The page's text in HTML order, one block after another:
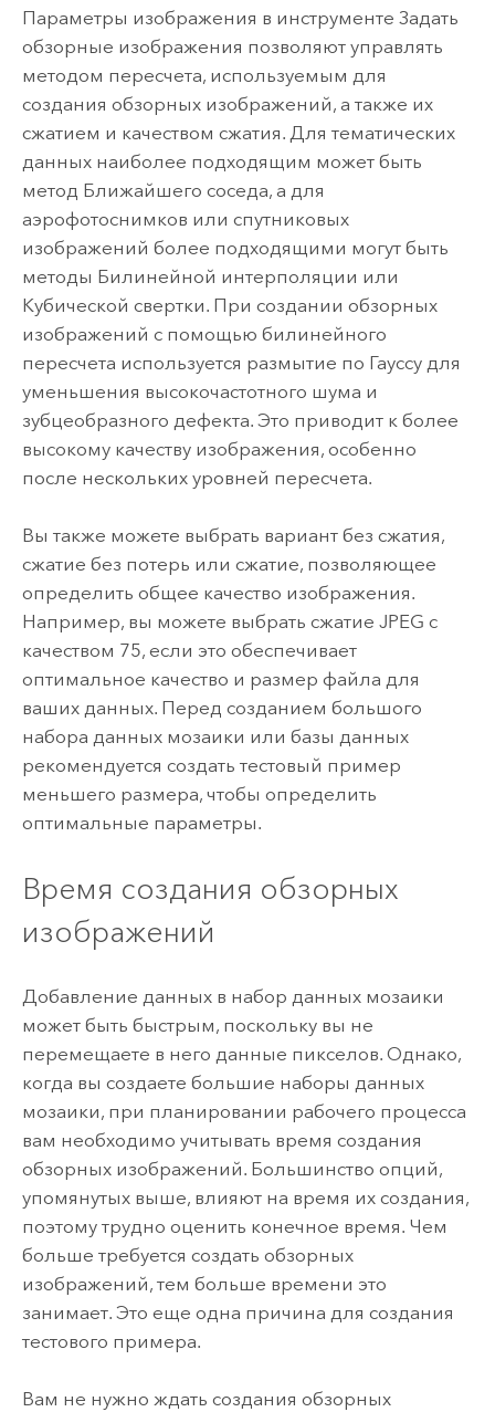
Параметры изображения в инструменте Задать
обзорные изображения позволяют управлять
методом пересчета, используемым для
создания обзорных изображений, а также их
сжатием и качеством сжатия. Для тематических
данных наиболее подходящим может быть
метод Ближайшего соседа, а для
аэрофотоснимков или спутниковых
изображений более подходящими могут быть
методы Билинейной интерполяции или
Кубической свертки. При создании обзорных
изображений с помощью билинейного
пересчета используется размытие по Гауссу для
уменьшения высокочастотного шума и
зубцеобразного дефекта. Это приводит к более
высокому качеству изображения, особенно
после нескольких уровней пересчета.
Вы также можете выбрать вариант без сжатия,
сжатие без потерь или сжатие, позволяющее
определить общее качество изображения.
Например, вы можете выбрать сжатие JPEG с
качеством 75, если это обеспечивает
оптимальное качество и размер файла для
ваших данных. Перед созданием большого
набора данных мозаики или базы данных
рекомендуется создать тестовый пример
меньшего размера, чтобы определить
оптимальные параметры.
Время создания обзорных
изображений
Добавление данных в набор данных мозаики
может быть быстрым, поскольку вы не
перемещаете в него данные пикселов. Однако,
когда вы создаете большие наборы данных
мозаики, при планировании рабочего процесса
вам необходимо учитывать время создания
обзорных изображений. Большинство опций,
упомянутых выше, влияют на время их создания,
поэтому трудно оценить конечное время. Чем
больше требуется создать обзорных
изображений, тем больше времени это
занимает. Это еще одна причина для создания
тестового примера.
Вам не нужно ждать создания обзорных